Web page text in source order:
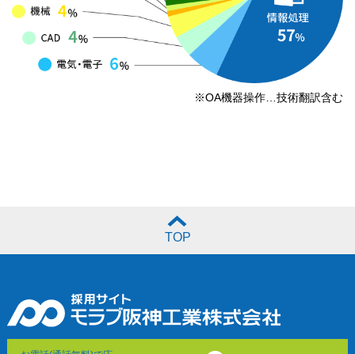
※OA機器操作…技術翻訳含む
TOP